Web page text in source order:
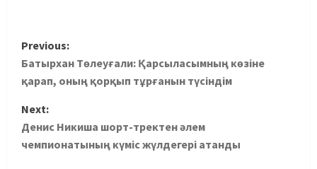
Previous:
Батырхан Төлеуғали: Қарсыласымның көзіне
қарап, оның қорқып тұрғанын түсіндім
Next:
Денис Никиша шорт-тректен әлем
чемпионатының күміс жүлдегері атанды